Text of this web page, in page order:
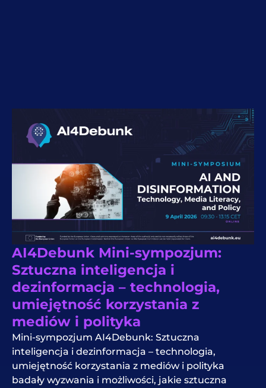
AI4Debunk Mini-sympozjum:
Sztuczna inteligencja i
dezinformacja – technologia,
umiejętność korzystania z
mediów i polityka
Mini-sympozjum AI4Debunk: Sztuczna
inteligencja i dezinformacja – technologia,
umiejętność korzystania z mediów i polityka
badały wyzwania i możliwości, jakie sztuczna